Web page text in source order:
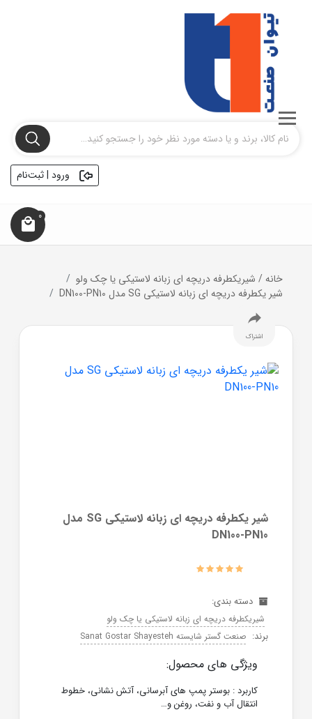
ورود | ثبت‌نام
0
خانه/ شیریکطرفه دریچه ای زبانه لاستیکی یا چک ولو
شیر یکطرفه دریچه ای زبانه لاستیکی SG مدل DN100-PN10
اشتراک
شیر یکطرفه دریچه ای زبانه لاستیکی SG مدل
DN100-PN10
دسته بندی:
شیریکطرفه دریچه ای زبانه لاستیکی یا چک ولو
برند: صنعت گستر شایسته Sanat Gostar Shayesteh
ویژگی های محصول:
کاربرد : بوستر پمپ های آبرسانی، آتش نشانی، خطوط
انتقال آب و نفت، روغن و…